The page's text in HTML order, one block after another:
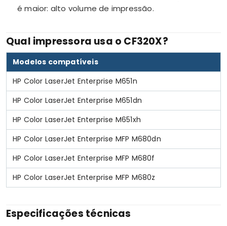
é maior: alto volume de impressão.
Qual impressora usa o CF320X?
Modelos compatíveis
HP Color LaserJet Enterprise M651n
HP Color LaserJet Enterprise M651dn
HP Color LaserJet Enterprise M651xh
HP Color LaserJet Enterprise MFP M680dn
HP Color LaserJet Enterprise MFP M680f
HP Color LaserJet Enterprise MFP M680z
Especificações técnicas